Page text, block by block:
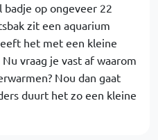
op ongeveer 22
zit een aquarium
het met een kleine
vraag je vast af waarom
Nou dan gaat
duurt het zo een kleine